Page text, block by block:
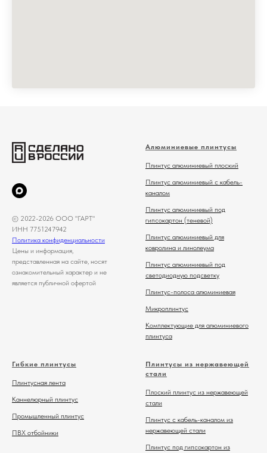
© 2022-2026 ООО "ГАРТ"
ИНН 7751247942
Политика конфиденциальности
Цены и информация,
представленная на сайте, носят
ознакомительный характер и не
является публичной офертой
Алюминиевые плинтусы
Плинтус алюминиевый плоский
Плинтус алюминиевый с кабель-
каналом
Плинтус алюминиевый под
гипсокартон (теневой)
Плинтус алюминиевый для
ковролина и линолеума
Плинтус алюминиевый под
светодиодную подсветку
Плинтус-полоса алюминиевая
Микроплинтус
Комплектующие для алюминиевого
плинтуса
Гибкие плинтусы
Плинтусная лента
Каннелюрный плинтус
Промышленный плинтус
ПВХ отбойники
Плинтусы из нержавеющей
стали
Плоский плинтус из нержавеющей
стали
Плинтус с кабель-каналом из
нержавеющей стали
Плинтус под гипсокартон из